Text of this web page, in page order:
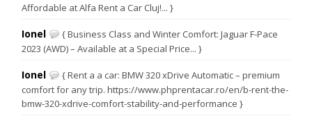
Affordable at Alfa Rent a Car Cluj!... }
Ionel
{ Business Class and Winter Comfort: Jaguar F-Pace
2023 (AWD) – Available at a Special Price... }
Ionel
{ Rent a a car: BMW 320 xDrive Automatic – premium
comfort for any trip. https://www.phprentacar.ro/en/b-rent-the-
bmw-320-xdrive-comfort-stability-and-performance }